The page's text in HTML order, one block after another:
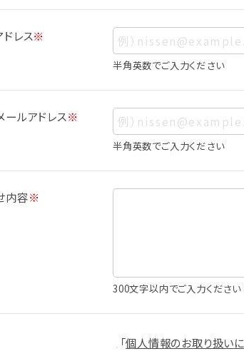
情報
人情報とは、お客様個人に関する情報であって、
生年月日、写真その他の記述等により、お客様個
識別できない場合でも、他の情報と容易に照合す
人情報の利用目的について
ービスにおける個人情報の利用目的は以下の通
人情報を利用することはありません。
会員ポイントプログラムの運営
各種お申込みや、お問い合わせへの対応
・投稿したクチコミ情報、写真の本サービスへの掲載
レス※
半角英数でご入力ください
ールアドレス※
半角英数でご入力ください
内容※
300文字以内でご入力ください
「個人情報のお取り扱い